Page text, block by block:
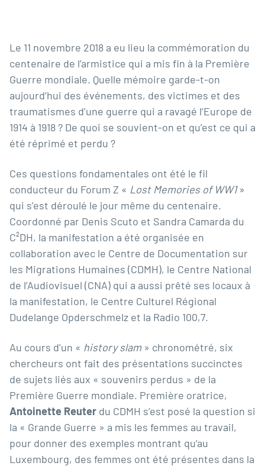
Le 11 novembre 2018 a eu lieu la commémoration du
centenaire de l’armistice qui a mis fin à la Première
Guerre mondiale. Quelle mémoire garde-t-on
aujourd’hui des événements, des victimes et des
traumatismes d’une guerre qui a ravagé l’Europe de
1914 à 1918 ? De quoi se souvient-on et qu’est ce qui a
été réprimé et perdu ?
Ces questions fondamentales ont été le fil
conducteur du Forum Z « Lost Memories of WW1»
qui s’est déroulé le jour même du centenaire.
Coordonné par Denis Scuto et Sandra Camarda du
C²DH, la manifestation a été organisée en
collaboration avec le Centre de Documentation sur
les Migrations Humaines (CDMH), le Centre National
de l’Audiovisuel (CNA) qui a aussi prêté ses locaux à
la manifestation, le Centre Culturel Régional
Dudelange Opderschmelz et la Radio 100,7.
Au cours d’un « history slam» chronométré, six
chercheurs ont fait des présentations succinctes
de sujets liés aux « souvenirs perdus » de la
Première Guerre mondiale. Première oratrice,
Antoinette Reuter du CDMH s’est posé la question si
la « Grande Guerre » a mis les femmes au travail,
pour donner des exemples montrant qu’au
Luxembourg, des femmes ont été présentes dans la